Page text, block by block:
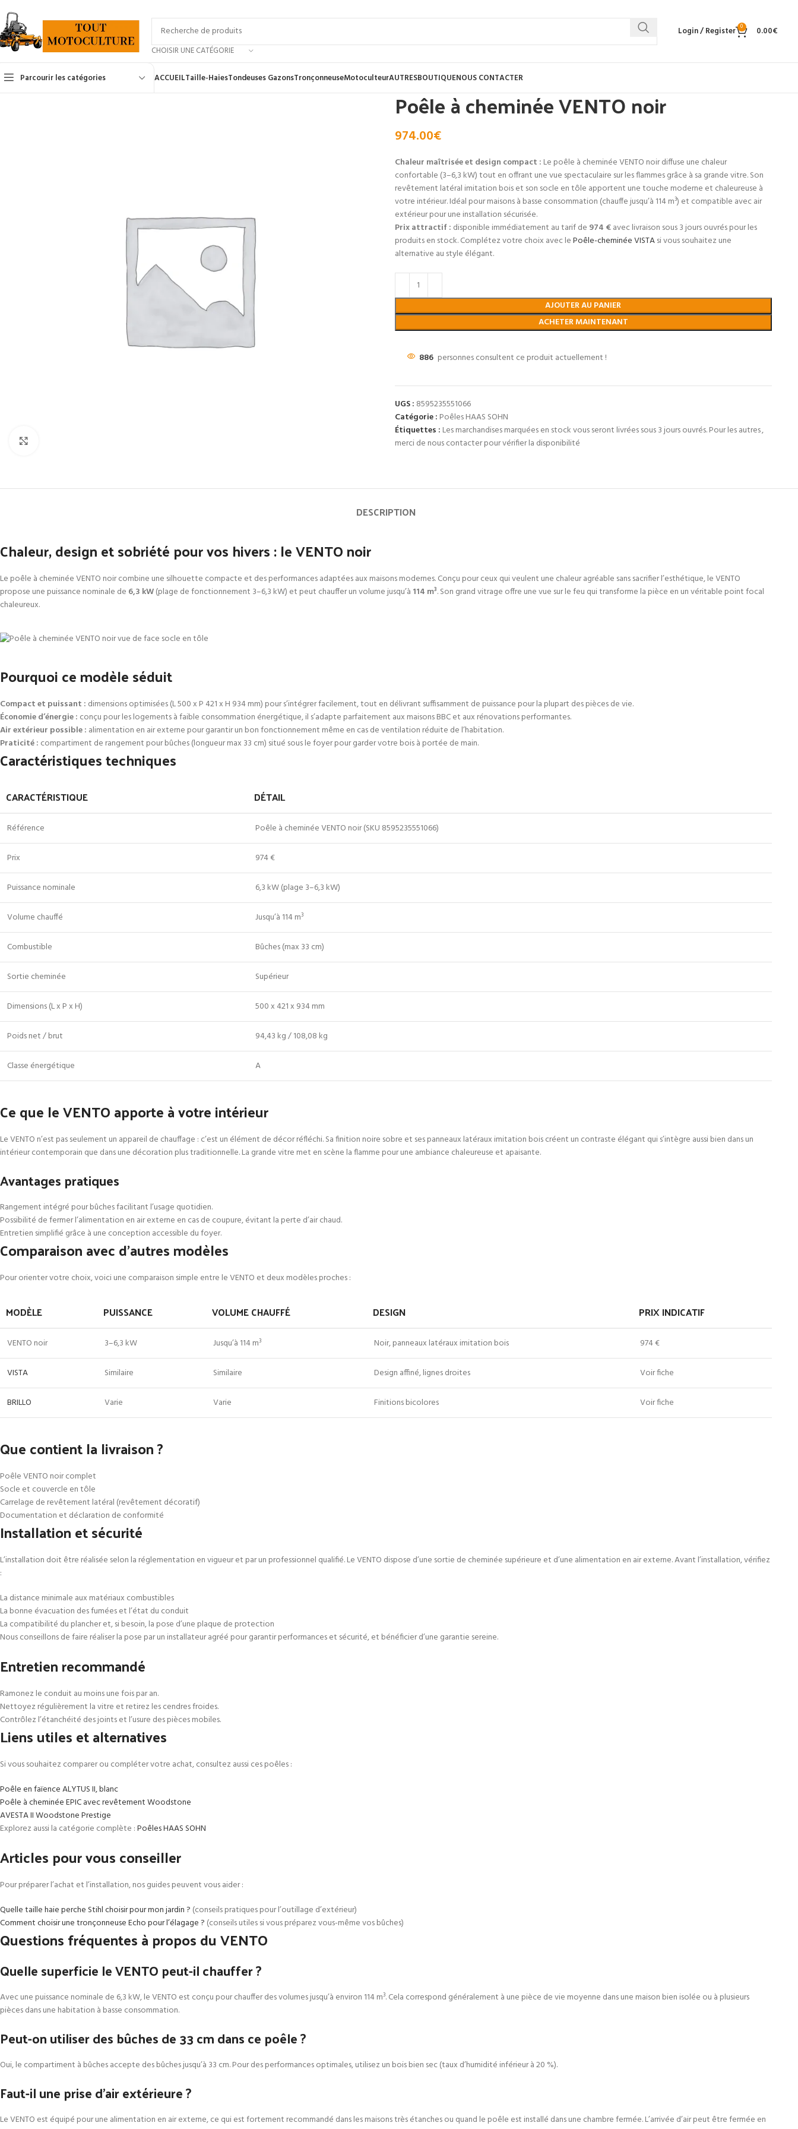
CHOISIR UNE CATÉGORIE
Login / Register 0 0.00€
Parcourir les catégories ACCUEILTaille-HaiesTondeuses GazonsTronçonneuseMotoculteurAUTRESBOUTIQUENOUS CONTACTER
Poêle à cheminée VENTO noir
974.00€
Chaleur maîtrisée et design compact : Le poêle à cheminée VENTO noir diffuse une chaleur
confortable (3–6,3 kW) tout en offrant une vue spectaculaire sur les flammes grâce à sa grande vitre. Son
revêtement latéral imitation bois et son socle en tôle apportent une touche moderne et chaleureuse à
votre intérieur. Idéal pour maisons à basse consommation (chauffe jusqu’à 114 m³) et compatible avec air
extérieur pour une installation sécurisée.
Prix attractif : disponible immédiatement au tarif de 974 €avec livraison sous 3 jours ouvrés pour les
produits en stock. Complétez votre choix avec lePoêle-cheminée VISTAsi vous souhaitez une
alternative au style élégant.
AJOUTER AU PANIER
ACHETER MAINTENANT
886 personnes consultent ce produit actuellement !
UGS : 8595235551066
Catégorie : Poêles HAAS SOHN
Étiquettes : Les marchandises marquées en stock vous seront livrées sous 3 jours ouvrés. Pour les autres,
merci de nous contacter pour vérifier la disponibilité
DESCRIPTION
Chaleur, design et sobriété pour vos hivers : le VENTO noir
Le poêle à cheminée VENTO noir combine une silhouette compacte et des performances adaptées aux maisons modernes. Conçu pour ceux qui veulent une chaleur agréable sans sacrifier l’esthétique, le VENTO
propose une puissance nominale de 6,3 kW(plage de fonctionnement 3–6,3 kW) et peut chauffer un volume jusqu’à 114 m³. Son grand vitrage offre une vue sur le feu qui transforme la pièce en un véritable point focal
chaleureux.
Pourquoi ce modèle séduit
Compact et puissant : dimensions optimisées (L 500 x P 421 x H 934 mm) pour s’intégrer facilement, tout en délivrant suffisamment de puissance pour la plupart des pièces de vie.
Économie d’énergie : conçu pour les logements à faible consommation énergétique, il s’adapte parfaitement aux maisons BBC et aux rénovations performantes.
Air extérieur possible : alimentation en air externe pour garantir un bon fonctionnement même en cas de ventilation réduite de l’habitation.
Praticité : compartiment de rangement pour bûches (longueur max 33 cm) situé sous le foyer pour garder votre bois à portée de main.
Caractéristiques techniques
CARACTÉRISTIQUE DÉTAIL
Référence Poêle à cheminée VENTO noir (SKU 8595235551066)
Prix 974 €
Puissance nominale 6,3 kW (plage 3–6,3 kW)
Volume chauffé Jusqu’à 114 m³
Combustible Bûches (max 33 cm)
Sortie cheminée Supérieur
Dimensions (L x P x H) 500 x 421 x 934 mm
Poids net / brut 94,43 kg / 108,08 kg
Classe énergétique A
Ce que le VENTO apporte à votre intérieur
Le VENTO n’est pas seulement un appareil de chauffage : c’est un élément de décor réfléchi. Sa finition noire sobre et ses panneaux latéraux imitation bois créent un contraste élégant qui s’intègre aussi bien dans un
intérieur contemporain que dans une décoration plus traditionnelle. La grande vitre met en scène la flamme pour une ambiance chaleureuse et apaisante.
Avantages pratiques
Rangement intégré pour bûches facilitant l’usage quotidien.
Possibilité de fermer l’alimentation en air externe en cas de coupure, évitant la perte d’air chaud.
Entretien simplifié grâce à une conception accessible du foyer.
Comparaison avec d’autres modèles
Pour orienter votre choix, voici une comparaison simple entre le VENTO et deux modèles proches :
MODÈLE PUISSANCE VOLUME CHAUFFÉ DESIGN PRIX INDICATIF
VENTO noir 3–6,3 kW Jusqu’à 114 m³ Noir, panneaux latéraux imitation bois 974 €
VISTA Similaire Similaire Design affiné, lignes droites Voir fiche
BRILLO Varie Varie Finitions bicolores Voir fiche
Que contient la livraison ?
Poêle VENTO noir complet
Socle et couvercle en tôle
Carrelage de revêtement latéral (revêtement décoratif)
Documentation et déclaration de conformité
Installation et sécurité
L’installation doit être réalisée selon la réglementation en vigueur et par un professionnel qualifié. Le VENTO dispose d’une sortie de cheminée supérieure et d’une alimentation en air externe. Avant l’installation, vérifiez
:
La distance minimale aux matériaux combustibles
La bonne évacuation des fumées et l’état du conduit
La compatibilité du plancher et, si besoin, la pose d’une plaque de protection
Nous conseillons de faire réaliser la pose par un installateur agréé pour garantir performances et sécurité, et bénéficier d’une garantie sereine.
Entretien recommandé
Ramonez le conduit au moins une fois par an.
Nettoyez régulièrement la vitre et retirez les cendres froides.
Contrôlez l’étanchéité des joints et l’usure des pièces mobiles.
Liens utiles et alternatives
Si vous souhaitez comparer ou compléter votre achat, consultez aussi ces poêles :
Poêle en faïence ALYTUS II, blanc
Poêle à cheminée EPIC avec revêtement Woodstone
AVESTA II Woodstone Prestige
Explorez aussi la catégorie complète :Poêles HAAS SOHN
Articles pour vous conseiller
Pour préparer l’achat et l’installation, nos guides peuvent vous aider :
Quelle taille haie perche Stihl choisir pour mon jardin ? (conseils pratiques pour l’outillage d’extérieur)
Comment choisir une tronçonneuse Echo pour l’élagage ? (conseils utiles si vous préparez vous-même vos bûches)
Questions fréquentes à propos du VENTO
Quelle superficie le VENTO peut-il chauffer ?
Avec une puissance nominale de 6,3 kW, le VENTO est conçu pour chauffer des volumes jusqu’à environ 114 m³. Cela correspond généralement à une pièce de vie moyenne dans une maison bien isolée ou à plusieurs
pièces dans une habitation à basse consommation.
Peut-on utiliser des bûches de 33 cm dans ce poêle ?
Oui, le compartiment à bûches accepte des bûches jusqu’à 33 cm. Pour des performances optimales, utilisez un bois bien sec (taux d’humidité inférieur à 20 %).
Faut-il une prise d’air extérieure ?
Le VENTO est équipé pour une alimentation en air externe, ce qui est fortement recommandé dans les maisons très étanches ou quand le poêle est installé dans une chambre fermée. L’arrivée d’air peut être fermée en